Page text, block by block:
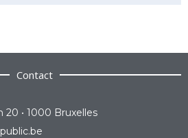
Contact
20 • 1000 Bruxelles